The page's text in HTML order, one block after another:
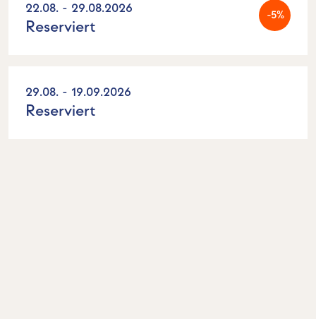
22.08. - 29.08.2026 -5%
Reserviert
29.08. - 19.09.2026
Reserviert